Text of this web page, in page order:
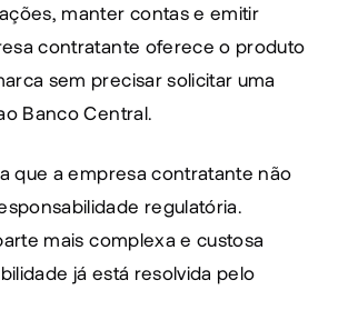
manter contas e emitir
contratante oferece o produto
sem precisar solicitar uma
Banco Central.
que a empresa contratante não
regulatória.
mais complexa e custosa
já está resolvida pelo